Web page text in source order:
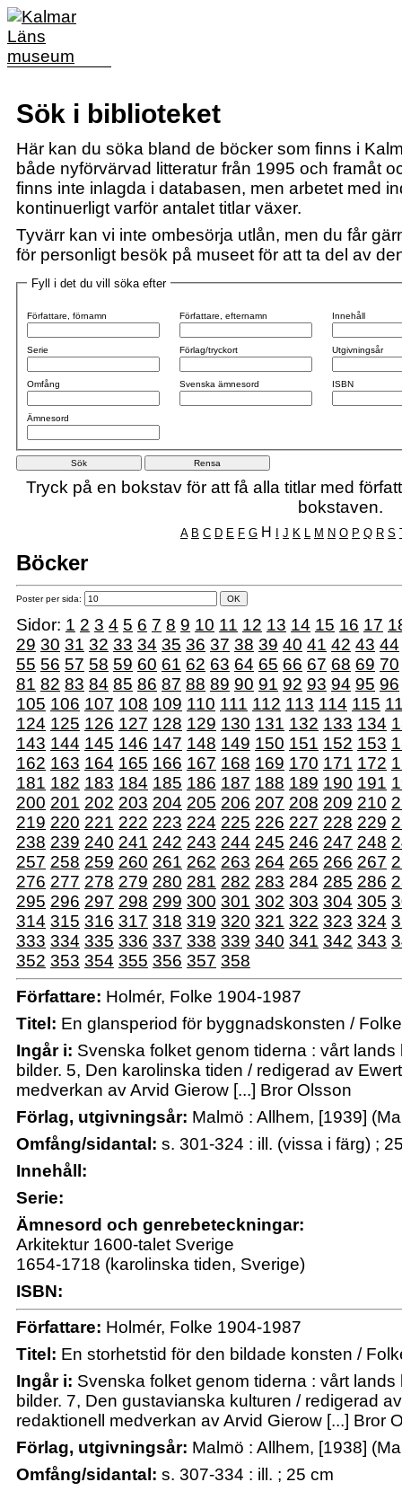
Sök i biblioteket
Här kan du söka bland de böcker som finns i
både nyförvärvad litteratur från 1995 och framåt
finns inte inlagda i databasen, men arbetet med
kontinuerligt varför antalet titlar växer.
Tyvärr kan vi inte ombesörja utlån, men du får
för personligt besök på museet för att ta del av
Fyll i det du vill söka efter
Författare, förnamn
Serie
Omfång
Ämnesord
Författare, efternamn
Förlag/tryckort
Svenska ämnesord
Innehåll
Utgivningsår
ISBN
Tryck på en bokstav för att få alla titlar med
bokstaven.
A B C D E F G H I J K L M N O P Q R S
Böcker
Poster per sida:
Sidor: 1 2 3 4 5 6 7 8 9 10 11 12 13 14 15 16 17
29 30 31 32 33 34 35 36 37 38 39 40 41 42 43 44
55 56 57 58 59 60 61 62 63 64 65 66 67 68 69 70
81 82 83 84 85 86 87 88 89 90 91 92 93 94 95 96
105 106 107 108 109 110 111 112 113 114 115
124 125 126 127 128 129 130 131 132 133 134
143 144 145 146 147 148 149 150 151 152 153
162 163 164 165 166 167 168 169 170 171 172
181 182 183 184 185 186 187 188 189 190 191
200 201 202 203 204 205 206 207 208 209 210
219 220 221 222 223 224 225 226 227 228 229
238 239 240 241 242 243 244 245 246 247 248
257 258 259 260 261 262 263 264 265 266 267
276 277 278 279 280 281 282 283 284 285 286
295 296 297 298 299 300 301 302 303 304 305
314 315 316 317 318 319 320 321 322 323 324
333 334 335 336 337 338 339 340 341 342 343
352 353 354 355 356 357 358
Författare: Holmér, Folke 1904-1987
Titel: En glansperiod för byggnadskonsten /
Ingår i: Svenska folket genom tiderna : vårt
bilder. 5, Den karolinska tiden / redigerad av
medverkan av Arvid Gierow [...] Bror Olsson
Förlag, utgivningsår: Malmö : Allhem, [1939]
Omfång/sidantal: s. 301-324 : ill. (vissa i färg) ;
Innehåll:
Serie:
Ämnesord och genrebeteckningar:
Arkitektur 1600-talet Sverige
1654-1718 (karolinska tiden, Sverige)
ISBN:
Författare: Holmér, Folke 1904-1987
Titel: En storhetstid för den bildade konsten /
Ingår i: Svenska folket genom tiderna : vårt
bilder. 7, Den gustavianska kulturen / redigerad
redaktionell medverkan av Arvid Gierow [...] Bror
Förlag, utgivningsår: Malmö : Allhem, [1938]
Omfång/sidantal: s. 307-334 : ill. ; 25 cm